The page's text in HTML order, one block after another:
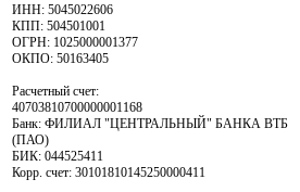
ИНН: 5045022606
КПП: 504501001
ОГРН: 1025000001377
ОКПО: 50163405
Расчетный счет:
40703810700000001168
Банк: ФИЛИАЛ "ЦЕНТРАЛЬНЫЙ" БАНКА ВТБ
(ПАО)
БИК: 044525411
Корр. счет: 30101810145250000411